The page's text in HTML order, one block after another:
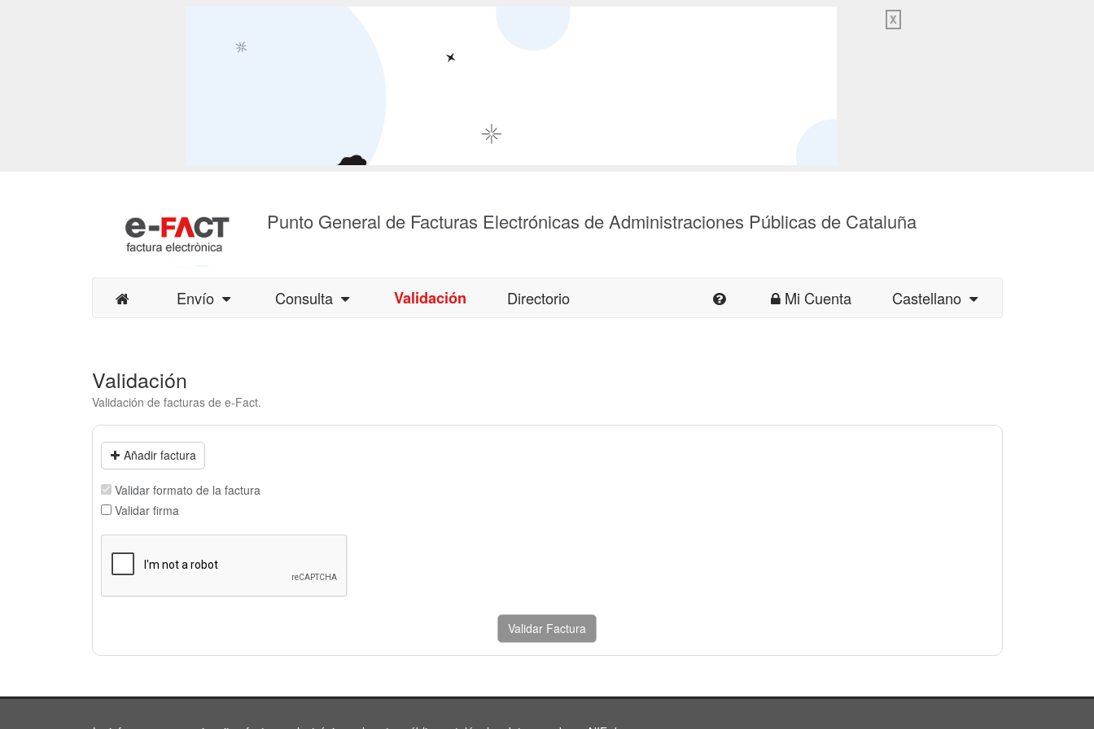
X
Punto General de Facturas Electrónicas de Administraciones Públicas de Cataluña
Envío Consulta Validación Directorio Mi Cuenta Castellano
Validación
Validación de facturas de e-Fact.
Añadir factura
Validar formato de la factura
Validar firma
Validar Factura